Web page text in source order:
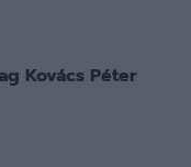
Kovács Péter